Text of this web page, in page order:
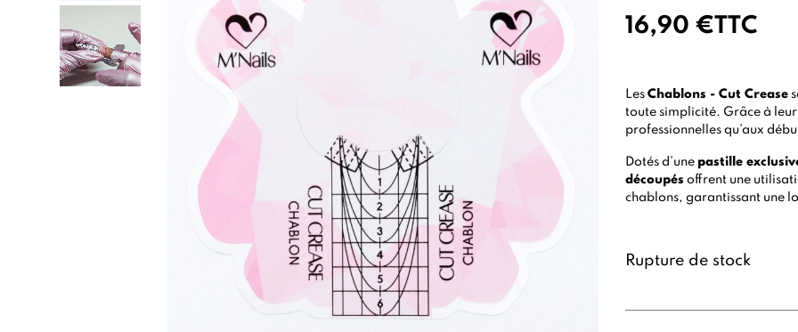
16,90 €TTC
LesChablons - Cut Crease
toute simplicité. Grâce à
professionnelles qu’aux
Dotés d’une pastille
découpés offrent une
chablons, garantissant une
Rupture de stock